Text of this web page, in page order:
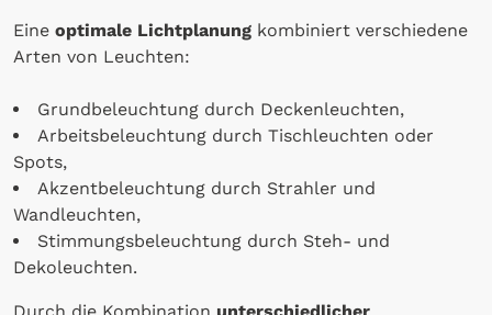
Eine optimale Lichtplanung kombiniert verschiedene
Arten von Leuchten:
Grundbeleuchtung durch Deckenleuchten,
Arbeitsbeleuchtung durch Tischleuchten oder
Spots,
Akzentbeleuchtung durch Strahler und
Wandleuchten,
Stimmungsbeleuchtung durch Steh- und
Dekoleuchten.